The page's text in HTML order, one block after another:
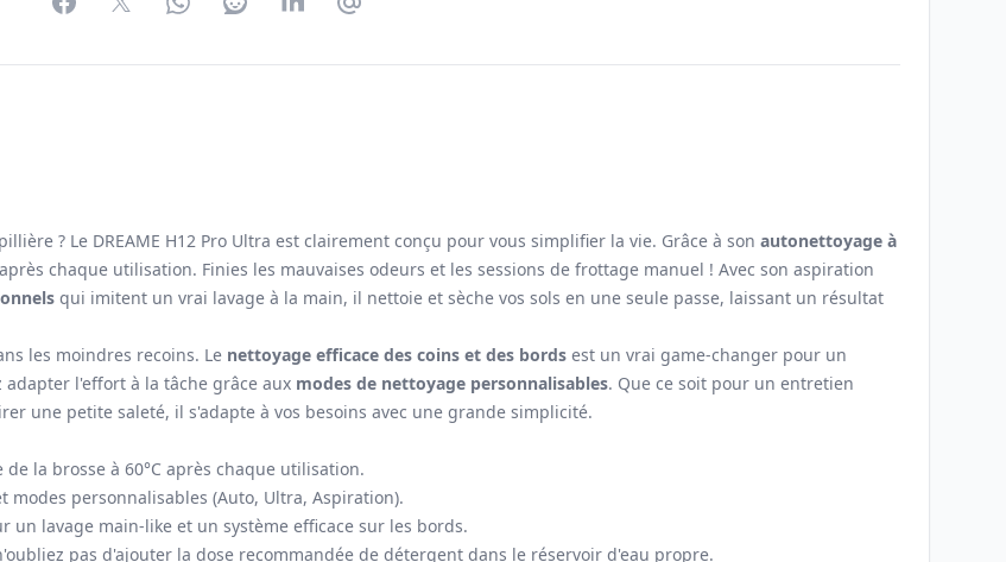
FacebookTwitterWhatsAppRedditLinkedInPartager par Email
? Le DREAME H12 Pro Ultra est clairement conçu pour vous simplifier la vie. Grâce à son autonettoyage à
chaque utilisation. Finies les mauvaises odeurs et les sessions de frottage manuel ! Avec son aspiration
qui imitent un vrai lavage à la main, il nettoie et sèche vos sols en une seule passe, laissant un résultat
les moindres recoins. Le nettoyage efficace des coins et des bords est un vrai game-changer pour un
l'effort à la tâche grâce aux modes de nettoyage personnalisables. Que ce soit pour un entretien
une petite saleté, il s'adapte à vos besoins avec une grande simplicité.
la brosse à 60°C après chaque utilisation.
modes personnalisables (Auto, Ultra, Aspiration).
un lavage main-like et un système efficace sur les bords.
pas d'ajouter la dose recommandée de détergent dans le réservoir d'eau propre.